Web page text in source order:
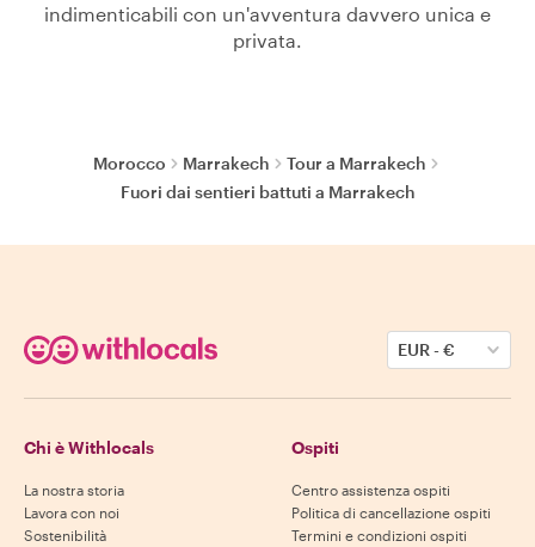
indimenticabili con un'avventura davvero unica e
privata.
Morocco Marrakech
Tour a Marrakech
Fuori dai sentieri battuti a Marrakech
EUR-€
Chi è Withlocals
La nostra storia
Lavora con noi
Sostenibilità
Ospiti
Centro assistenza ospiti
Politica di cancellazione ospiti
Termini e condizioni ospiti